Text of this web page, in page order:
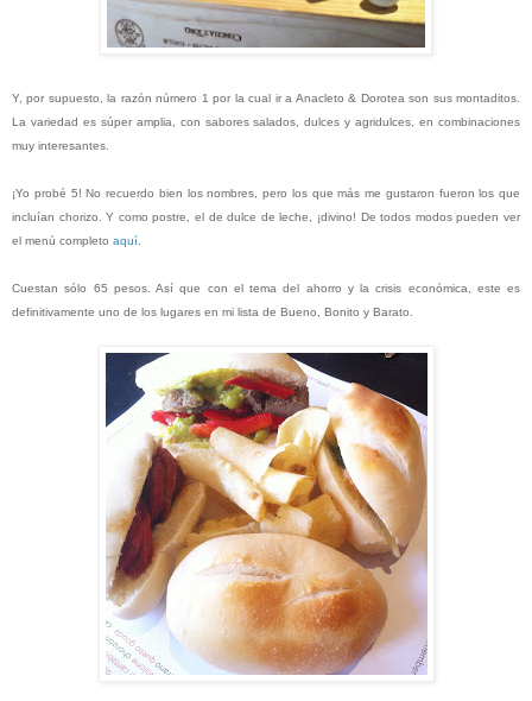
Y, por supuesto, la razón número 1 por la cual ir a Anacleto & Dorotea son sus montaditos.
La variedad es súper amplia, con sabores salados, dulces y agridulces, en combinaciones
muy interesantes.
¡Yo probé 5! No recuerdo bien los nombres, pero los que más me gustaron fueron los que
incluían chorizo. Y como postre, el de dulce de leche, ¡divino! De todos modos pueden ver
el menú completo aquí
Cuestan sólo 65 pesos. Así que con el tema del ahorro y la crisis económica, este es
definitivamente uno de los lugares en mi lista de Bueno, Bonito y Barato.